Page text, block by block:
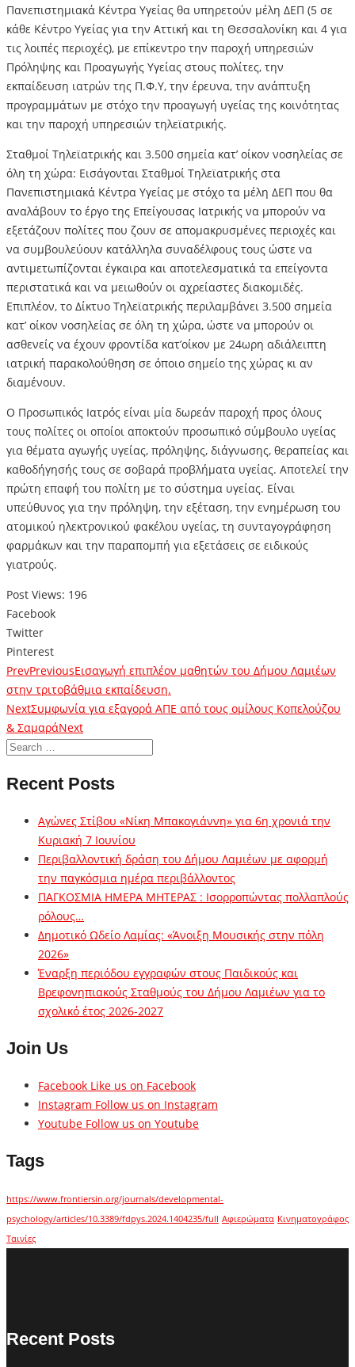
Πανεπιστημιακά Κέντρα Υγείας θα υπηρετούν μέλη ΔΕΠ (5 σε
κάθε Κέντρο Υγείας για την Αττική και τη Θεσσαλονίκη και 4 για
τις λοιπές περιοχές), με επίκεντρο την παροχή υπηρεσιών
Πρόληψης και Προαγωγής Υγείας στους πολίτες, την
εκπαίδευση ιατρών της Π.Φ.Υ, την έρευνα, την ανάπτυξη
προγραμμάτων με στόχο την προαγωγή υγείας της κοινότητας
και την παροχή υπηρεσιών τηλεϊατρικής.
Σταθμοί Τηλεϊατρικής και 3.500 σημεία κατ’ οίκον νοσηλείας σε
όλη τη χώρα: Εισάγονται Σταθμοί Τηλεϊατρικής στα
Πανεπιστημιακά Κέντρα Υγείας με στόχο τα μέλη ΔΕΠ που θα
αναλάβουν το έργο της Επείγουσας Ιατρικής να μπορούν να
εξετάζουν πολίτες που ζουν σε απομακρυσμένες περιοχές και
να συμβουλεύουν κατάλληλα συναδέλφους τους ώστε να
αντιμετωπίζονται έγκαιρα και αποτελεσματικά τα επείγοντα
περιστατικά και να μειωθούν οι αχρείαστες διακομιδές.
Επιπλέον, το Δίκτυο Τηλεϊατρικής περιλαμβάνει 3.500 σημεία
κατ’ οίκον νοσηλείας σε όλη τη χώρα, ώστε να μπορούν οι
ασθενείς να έχουν φροντίδα κατ’οίκον με 24ωρη αδιάλειπτη
ιατρική παρακολούθηση σε όποιο σημείο της χώρας κι αν
διαμένουν.
Ο Προσωπικός Ιατρός είναι μία δωρεάν παροχή προς όλους
τους πολίτες οι οποίοι αποκτούν προσωπικό σύμβουλο υγείας
για θέματα αγωγής υγείας, πρόληψης, διάγνωσης, θεραπείας και
καθοδήγησής τους σε σοβαρά προβλήματα υγείας. Αποτελεί την
πρώτη επαφή του πολίτη με το σύστημα υγείας. Είναι
υπεύθυνος για την πρόληψη, την εξέταση, την ενημέρωση του
ατομικού ηλεκτρονικού φακέλου υγείας, τη συνταγογράφηση
φαρμάκων και την παραπομπή για εξετάσεις σε ειδικούς
γιατρούς.
Post Views: 196
Facebook
Twitter
Pinterest
PrevPreviousΕισαγωγή επιπλέον μαθητών του Δήμου Λαμιέων
στην τριτοβάθμια εκπαίδευση.
NextΣυμφωνία για εξαγορά ΑΠΕ από τους ομίλους Κοπελούζου
& ΣαμαράNext
Recent Posts
Αγώνες Στίβου «Νίκη Μπακογιάννη» για 6η χρονιά την
Κυριακή 7 Ιουνίου
Περιβαλλοντική δράση του Δήμου Λαμιέων με αφορμή
την παγκόσμια ημέρα περιβάλλοντος
ΠΑΓΚΟΣΜΙΑ ΗΜΕΡΑ ΜΗΤΕΡΑΣ : Ισορροπώντας πολλαπλούς
ρόλους…
Δημοτικό Ωδείο Λαμίας: «Άνοιξη Μουσικής στην πόλη
2026»
Έναρξη περιόδου εγγραφών στους Παιδικούς και
Βρεφονηπιακούς Σταθμούς του Δήμου Λαμιέων για το
σχολικό έτος 2026-2027
Join Us
Facebook Like us on Facebook
Instagram Follow us on Instagram
Youtube Follow us on Youtube
Tags
https://www.frontiersin.org/journals/developmental-
psychology/articles/10.3389/fdpys.2024.1404235/full Αφιερώματα Κινηματογράφος
Ταινίες
Recent Posts